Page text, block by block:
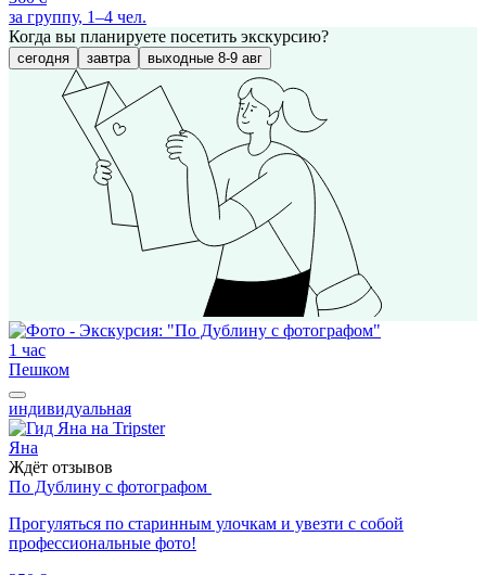
за группу, 1–4 чел.
Когда вы планируете посетить экскурсию?
сегодня завтра выходные 8-9 авг
1 час
Пешком
индивидуальная
Яна
Ждёт отзывов
По Дублину с фотографом
Прогуляться по старинным улочкам и увезти с собой
профессиональные фото!